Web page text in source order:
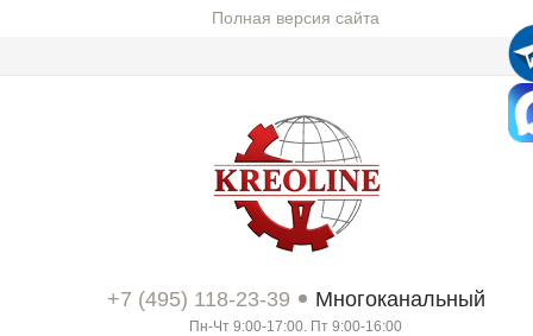
Полная версия сайта
+7 (495) 118-23-39 Многоканальный
Пн-Чт 9:00-17:00. Пт 9:00-16:00